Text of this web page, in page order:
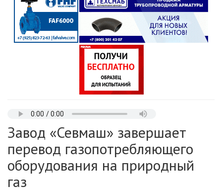
Завод «Севмаш» завершает
перевод газопотребляющего
оборудования на природный
газ